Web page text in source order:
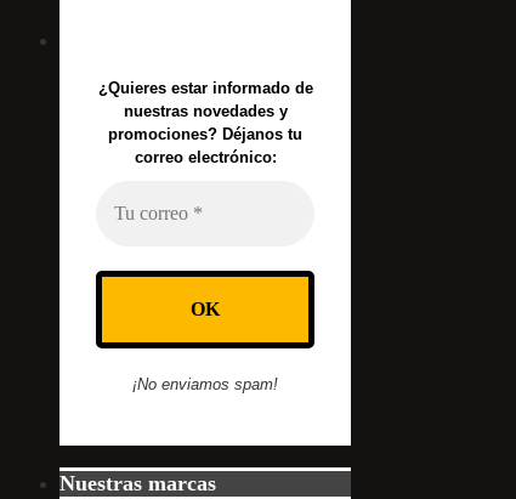
¿Quieres estar informado de
nuestras novedades y
promociones? Déjanos tu
correo electrónico:
¡No enviamos spam!
Nuestras marcas